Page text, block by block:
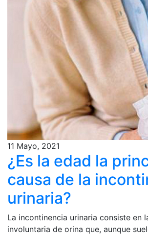
11 Mayo, 2021
¿Es la edad la
causa de la
urinaria?
La incontinencia urinaria consiste en
involuntaria de orina que, aunque